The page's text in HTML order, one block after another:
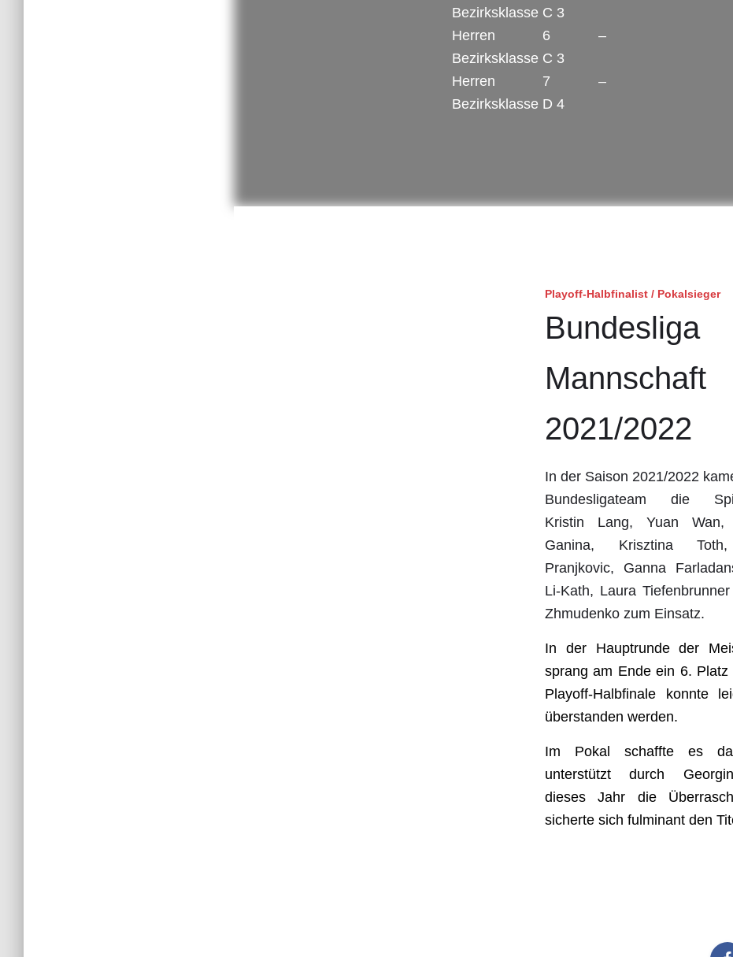
Bezirksklasse C 3
Herren 6 –
Bezirksklasse C 3
Herren 7 –
Bezirksklasse D 4
Playoff-Halbfinalist / Pokalsieger
Bundesliga
Mannschaft
2021/2022
In der Saison 2021/2022
Bundesligateam die
Kristin Lang, Yuan Wan,
Ganina, Krisztina
Pranjkovic, Ganna
Li-Kath, Laura
Zhmudenko zum Einsatz.
In der Hauptrunde der
sprang am Ende ein 6. Platz
Playoff-Halbfinale konnte
überstanden werden.
Im Pokal schaffte es
unterstützt durch
dieses Jahr die
sicherte sich fulminant den